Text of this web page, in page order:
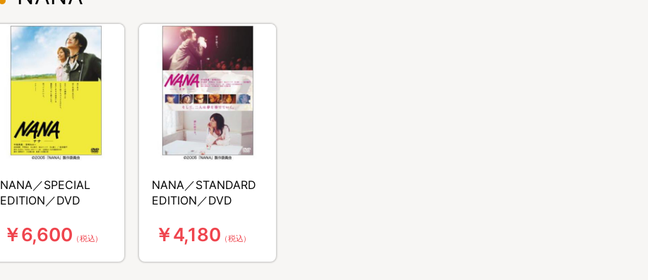
NANA／SPECIAL
EDITION／DVD
￥6,600 （税込）
NANA／STANDARD
EDITION／DVD
￥4,180 （税込）